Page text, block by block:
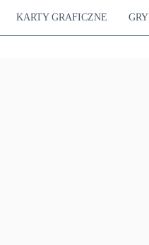
KARTY GRAFICZNE GRY